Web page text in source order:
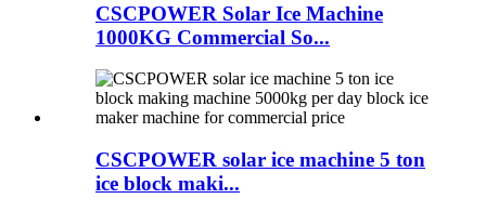
CSCPOWER Solar Ice Machine
1000KG Commercial So...
CSCPOWER solar ice machine 5 ton
ice block maki...